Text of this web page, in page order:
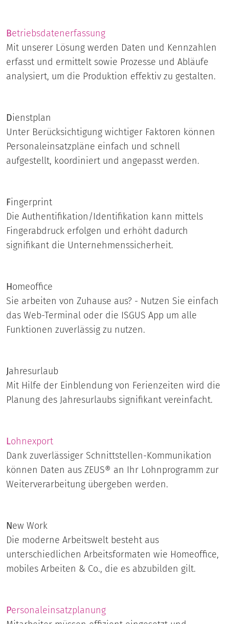
Betriebsdatenerfassung
Mit unserer Lösung werden Daten und Kennzahlen
erfasst und ermittelt sowie Prozesse und Abläufe
analysiert, um die Produktion effektiv zu gestalten.
Dienstplan
Unter Berücksichtigung wichtiger Faktoren können
Personaleinsatzpläne einfach und schnell
aufgestellt, koordiniert und angepasst werden.
Fingerprint
Die Authentifikation/Identifikation kann mittels
Fingerabdruck erfolgen und erhöht dadurch
signifikant die Unternehmenssicherheit.
Homeoffice
Sie arbeiten von Zuhause aus? - Nutzen Sie einfach
das Web-Terminal oder die ISGUS App um alle
Funktionen zuverlässig zu nutzen.
Jahresurlaub
Mit Hilfe der Einblendung von Ferienzeiten wird die
Planung des Jahresurlaubs signifikant vereinfacht.
Lohnexport
Dank zuverlässiger Schnittstellen-Kommunikation
können Daten aus ZEUS® an Ihr Lohnprogramm zur
Weiterverarbeitung übergeben werden.
New Work
Die moderne Arbeitswelt besteht aus
unterschiedlichen Arbeitsformaten wie Homeoffice,
mobiles Arbeiten & Co., die es abzubilden gilt.
Personaleinsatzplanung